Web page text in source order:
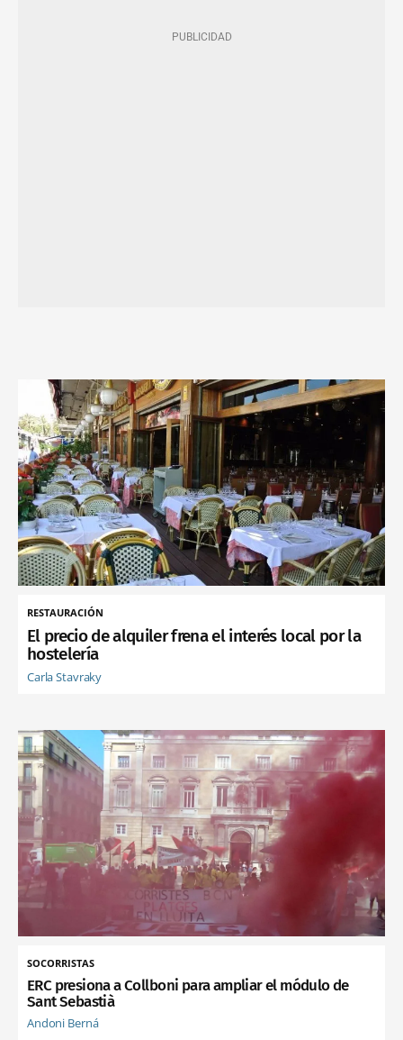
RESTAURACIÓN
El precio de alquiler frena el interés local por la
hostelería
Carla Stavraky
SOCORRISTAS
ERC presiona a Collboni para ampliar el módulo de
Sant Sebastià
Andoni Berná